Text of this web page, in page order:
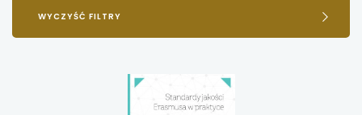
WYCZYŚĆ FILTRY